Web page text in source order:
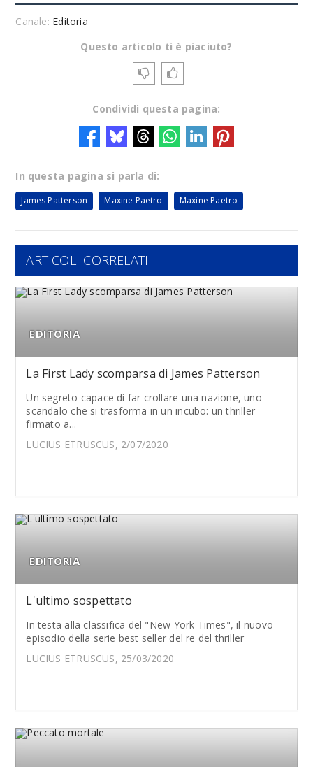
Canale: Editoria
Questo articolo ti è piaciuto?
Condividi questa pagina:
In questa pagina si parla di:
James Patterson Maxine Paetro Maxine Paetro
ARTICOLI CORRELATI
EDITORIA
La First Lady scomparsa di James Patterson
Un segreto capace di far crollare una nazione, uno
scandalo che si trasforma in un incubo: un thriller
firmato a...
LUCIUS ETRUSCUS, 2/07/2020
EDITORIA
L'ultimo sospettato
In testa alla classifica del "New York Times", il nuovo
episodio della serie best seller del re del thriller
LUCIUS ETRUSCUS, 25/03/2020